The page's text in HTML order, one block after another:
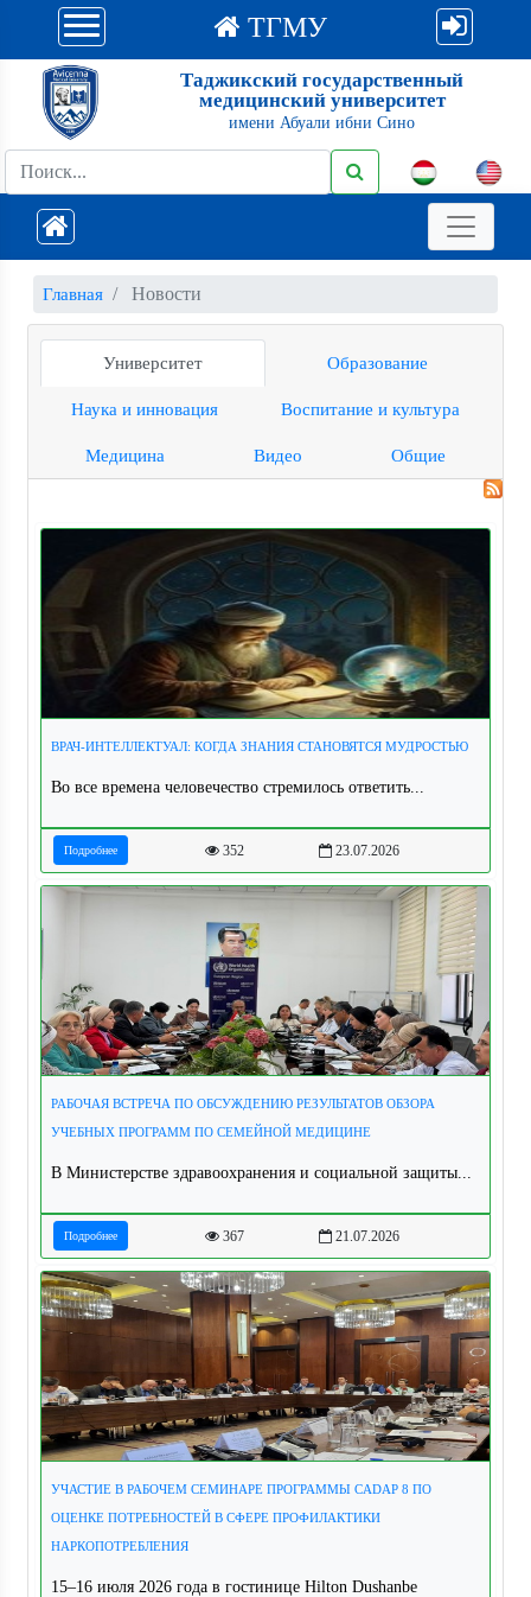
ТГМУ
Таджикский государственный
медицинский университет
имени Абуали ибни Сино
Главная Новости
Университет Образование
Наука и инновация Воспитание и культура
Медицина Видео Общие
ВРАЧ-ИНТЕЛЛЕКТУАЛ: КОГДА ЗНАНИЯ СТАНОВЯТСЯ МУДРОСТЬЮ
Во все времена человечество стремилось ответить...
Подробнее 352 23.07.2026
РАБОЧАЯ ВСТРЕЧА ПО ОБСУЖДЕНИЮ РЕЗУЛЬТАТОВ ОБЗОРА
УЧЕБНЫХ ПРОГРАММ ПО СЕМЕЙНОЙ МЕДИЦИНЕ
В Министерстве здравоохранения и социальной защиты...
Подробнее 367 21.07.2026
УЧАСТИЕ В РАБОЧЕМ СЕМИНАРЕ ПРОГРАММЫ CADAP 8 ПО
ОЦЕНКЕ ПОТРЕБНОСТЕЙ В СФЕРЕ ПРОФИЛАКТИКИ
НАРКОПОТРЕБЛЕНИЯ
15–16 июля 2026 года в гостинице Hilton Dushanbe